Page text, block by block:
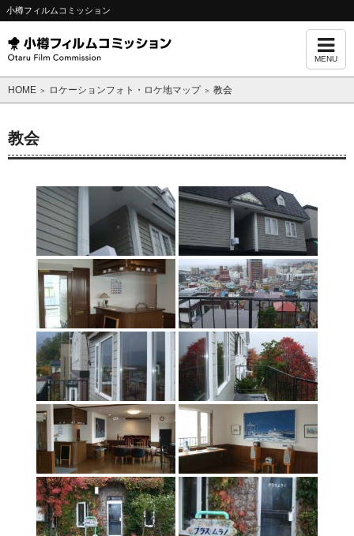
小樽フィルムコミッション
MENU
HOME ＞ ロケーションフォト・ロケ地マップ ＞ 教会
教会